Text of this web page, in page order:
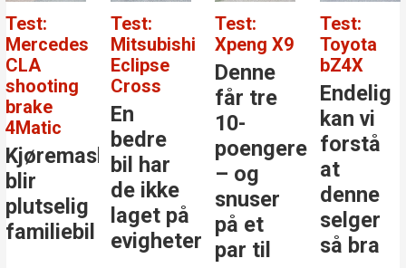
Test:
Mercedes
CLA
shooting
brake
4Matic
Kjøremaskinen
blir
plutselig
familiebil
Test:
Mitsubishi
Eclipse
Cross
En
bedre
bil har
de ikke
laget på
evigheter
Test:
Xpeng X9
Denne
får tre
10-
poengere
– og
snuser
på et
par til
Test:
Toyota
bZ4X
Endelig
kan vi
forstå
at
denne
selger
så bra